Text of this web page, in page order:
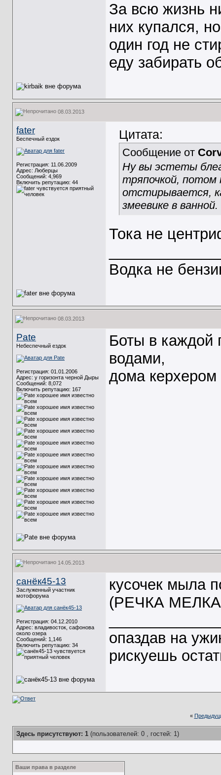
За всю жизнь
них купался,
один год не
еду забирать
08.03.2013
fater
Беспечный ездок
Регистрация: 11.06.2009
Адрес: Люберцы
Сообщений: 4,969
Включить репутацию: 44
Цитата:
Сообщение от
Ну вы эстеты
тряпочкой, потом
отстирывается,
змеевике в ванной.
Тока не
Водка не
08.03.2013
Pate
Небеспечный ездок
Регистрация: 01.01.2006
Адрес: у горизонта черной Дыры
Сообщений: 8,072
Включить репутацию: 167
Боты в каждой
водами,
дома
14.05.2013
санёк45-13
Заслуженный участник
мотофорума
Регистрация: 04.12.2010
Адрес: владивосток, сафонова
около озера
Сообщений: 1,146
Включить репутацию: 34
кусочек мыла
(РЕЧКА
опаздав на
рискуешь
«
Здесь присутствуют: 1 (пользователей: 0 , гостей: 1)
Ваши права в разделе